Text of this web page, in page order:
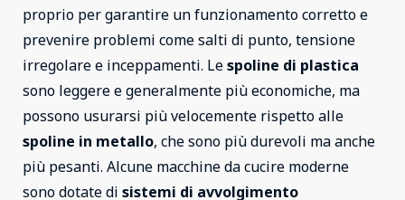
proprio per garantire un funzionamento corretto e
prevenire problemi come salti di punto, tensione
irregolare e inceppamenti. Lespoline di plastica
sono leggere e generalmente più economiche, ma
possono usurarsi più velocemente rispetto alle
spoline in metallo, che sono più durevoli ma anche
più pesanti. Alcune macchine da cucire moderne
sono dotate di sistemi di avvolgimento